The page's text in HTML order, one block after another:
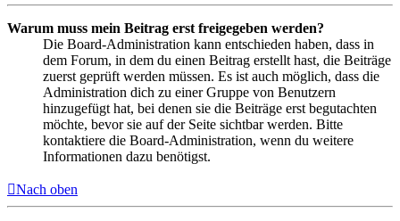
Warum muss mein Beitrag erst freigegeben werden?
Die Board-Administration kann entschieden haben, dass in
dem Forum, in dem du einen Beitrag erstellt hast, die Beiträge
zuerst geprüft werden müssen. Es ist auch möglich, dass die
Administration dich zu einer Gruppe von Benutzern
hinzugefügt hat, bei denen sie die Beiträge erst begutachten
möchte, bevor sie auf der Seite sichtbar werden. Bitte
kontaktiere die Board-Administration, wenn du weitere
Informationen dazu benötigst.
Nach oben